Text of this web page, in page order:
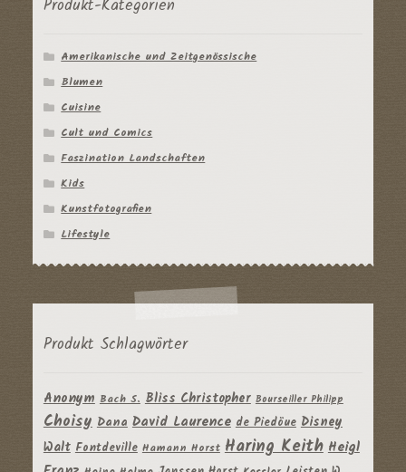
Produkt-Kategorien
Amerikanische und Zeitgenössische
Blumen
Cuisine
Cult und Comics
Faszination Landschaften
Kids
Kunstfotografien
Lifestyle
Produkt Schlagwörter
Anonym Bach S. Bliss Christopher Bourseiller Philipp
Choisy Dana David Laurence de Piedöue Disney
Walt Fontdeville Hamann Horst Haring Keith Heigl